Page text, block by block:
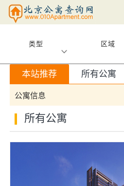
类型 区域
本站推荐 所有公寓
公寓信息
所有公寓